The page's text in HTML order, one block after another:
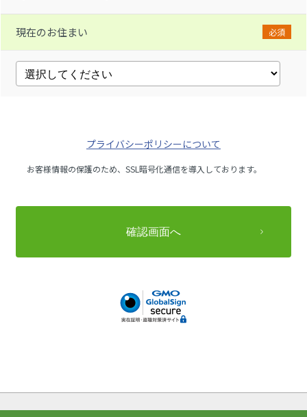
現在のお住まい 必須
プライバシーポリシーについて
お客様情報の保護のため、SSL暗号化通信を導入しております。